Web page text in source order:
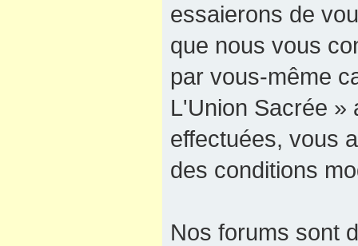
essaierons de
que nous vous
par vous-même
L'Union Sacrée »
effectuées, vous
des conditions
Nos forums sont